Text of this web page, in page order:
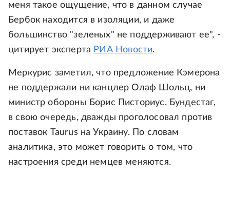
меня такое ощущение, что в данном случае
Бербок находится в изоляции, и даже
большинство "зеленых" не поддерживают ее", -
цитирует эксперта РИА Новости.
Меркурис заметил, что предложение Кэмерона
не поддержали ни канцлер Олаф Шольц, ни
министр обороны Борис Писториус. Бундестаг,
в свою очередь, дважды проголосовал против
поставок Taurus на Украину. По словам
аналитика, это может говорить о том, что
настроения среди немцев меняются.